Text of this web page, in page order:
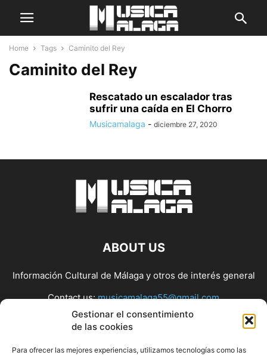
Gestionar el consentimiento
de las cookies
Para ofrecer las mejores experiencias, utilizamos tecnologías como las
Home Tags Caminito del Rey
Caminito del Rey
Rescatado un escalador tras
sufrir una caída en El Chorro
Musicamalaga - diciembre 27, 2020
ABOUT US
Información Cultural de Málaga y otros de interés general
Contact us:musicamalaga55@gmail.com
FOLLOW US